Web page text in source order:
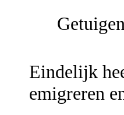
Eindelijk
emigreren